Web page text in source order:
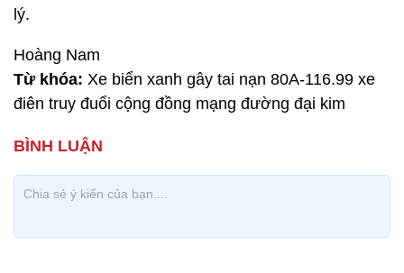
lý.
Hoàng Nam
Từ khóa: Xe biển xanh gây tai nạn 80A-116.99 xe
điên truy đuổi cộng đồng mạng đường đại kim